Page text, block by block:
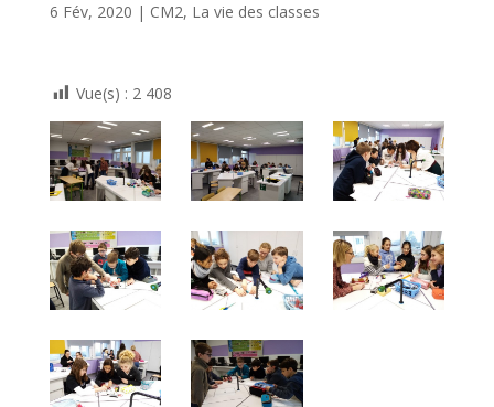
6 Fév, 2020 | CM2, La vie des classes
Vue(s) : 2 408